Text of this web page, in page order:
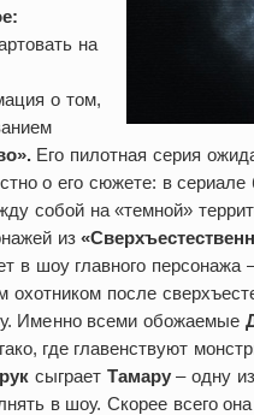
на
о том,
Его пилотная серия
о его сюжете: в сериале
собой на «темной»
из
в шоу главного
после
Именно всеми обожаемые
где главенствуют
сыграет Тамару– одну
в шоу. Скорее всего